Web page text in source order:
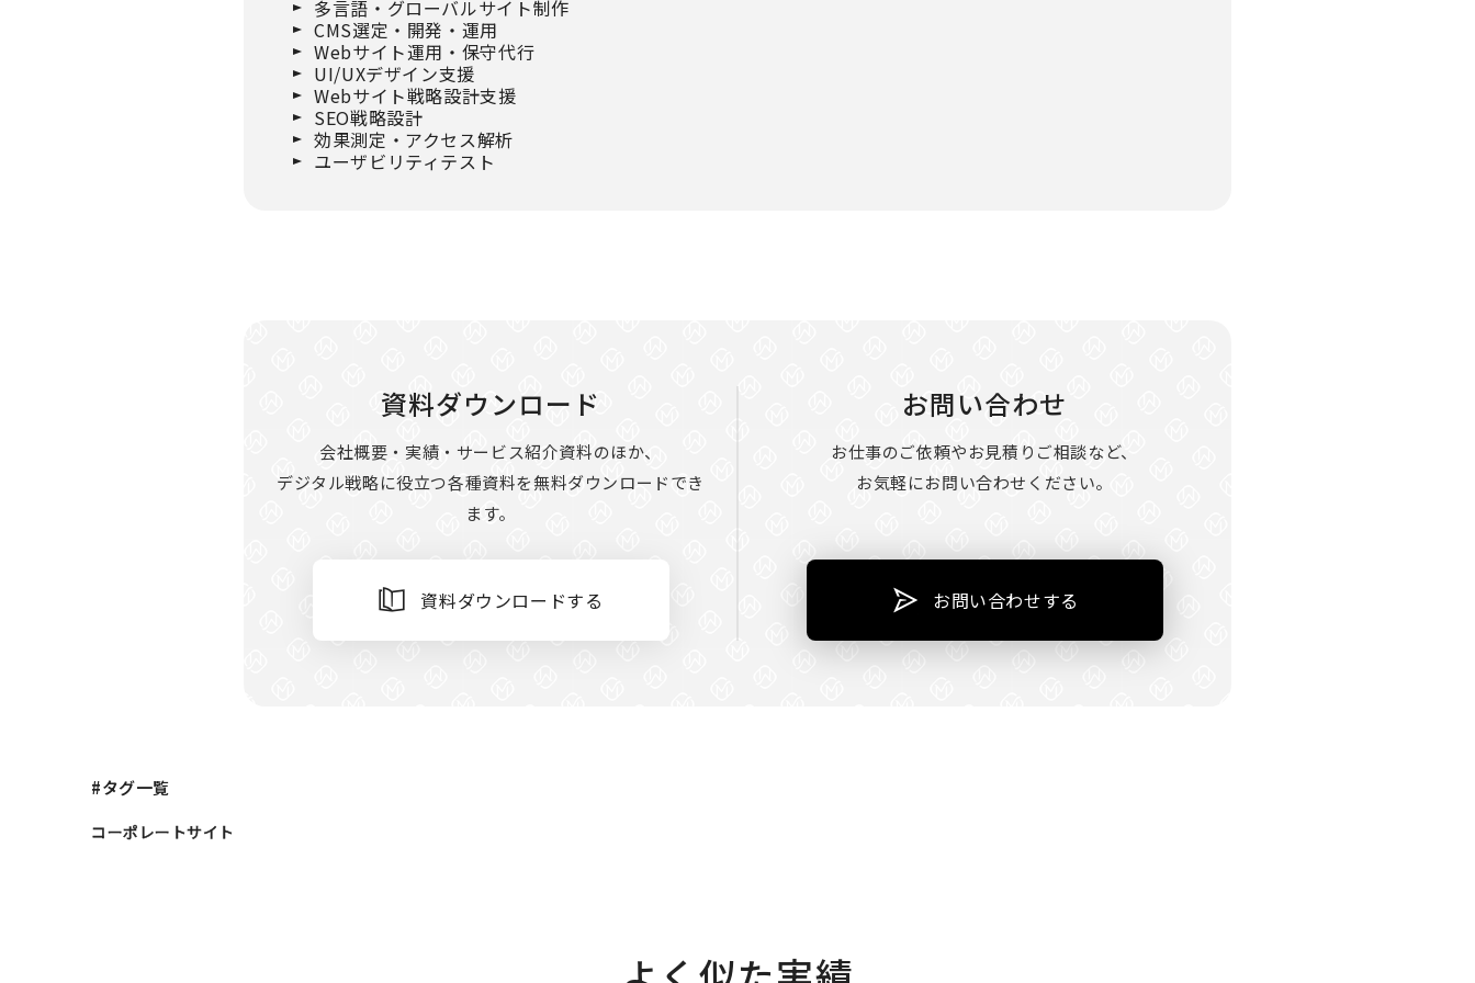
多言語・グローバルサイト制作
CMS選定・開発・運用
Webサイト運用・保守代行
UI/UXデザイン支援
Webサイト戦略設計支援
SEO戦略設計
効果測定・アクセス解析
ユーザビリティテスト
資料ダウンロード
会社概要・実績・サービス紹介資料のほか、
デジタル戦略に役立つ各種資料を無料ダウンロードでき
ます。
資料ダウンロードする
お問い合わせ
お仕事のご依頼やお見積りご相談など、
お気軽にお問い合わせください。
お問い合わせする
#タグ一覧
コーポレートサイト